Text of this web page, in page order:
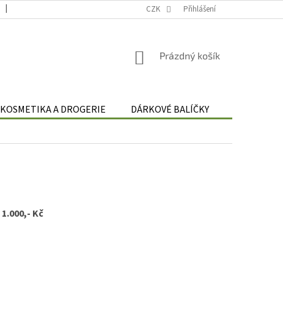
Odstoupení od smlouvy
CZK Přihlášení
NÁKUPNÍ
Prázdný košík
KOSMETIKA A DROGERIE DÁRKOVÉ BALÍČKY
1.000,- Kč